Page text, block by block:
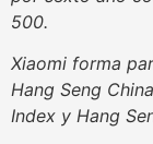
500.
Xiaomi forma
Hang Seng
Index y Hang